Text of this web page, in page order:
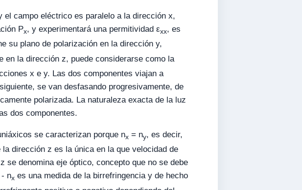
el campo eléctrico es paralelo a la dirección x,
Px, y experimentará una permitividad εxx, es
su plano de polarización en la dirección y,
en la dirección z, puede considerarse como la
x e y. Las dos componentes viajan a
se van desfasando progresivamente, de
polarizada. La naturaleza exacta de la luz
dos componentes.
se caracterizan porque nx = ny, es decir,
dirección z es la única en la que velocidad de
se denomina eje óptico, concepto que no se debe
- nx es una medida de la birrefringencia y de hecho